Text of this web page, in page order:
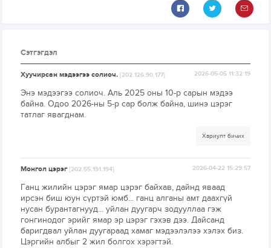
Сэтгэгдэл
Хуучирсан мэдээгээ солиоч.[202.126.90.177] 2026-05-05 11:32:19
Энэ мэдээгээ солиоч. Аль 2025 оны 10-р сарын мэдээ
байна. Одоо 2026-ны 5-р сар болж байна, шинэ цэрэг
татлаг явагднам.
Хариулт бичих
Монгол цэрэг[202.55.191.194] 2026-04-22 15:29:57
Ганц жилийн цэрэг ямар цэрэг байхав, дайнд яваад
ирсэн биш юун сүртэй юмб... ганц алганы амт даахгүй
нусан бурантагнууд... уйлан дуугарч зодууллаа гэж
гонгинодог эрийг ямар эр цэрэг гэхэв дээ. Дайсанд
баригдвал уйлан дуугараад хамаг мэдээлэлээ хэлэх биз.
Цэргийн албыг 2 жил болгох хэрэгтэй.